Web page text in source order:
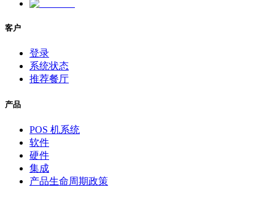
客户
登录
系统状态
推荐餐厅
产品
POS 机系统
软件
硬件
集成
产品生命周期政策